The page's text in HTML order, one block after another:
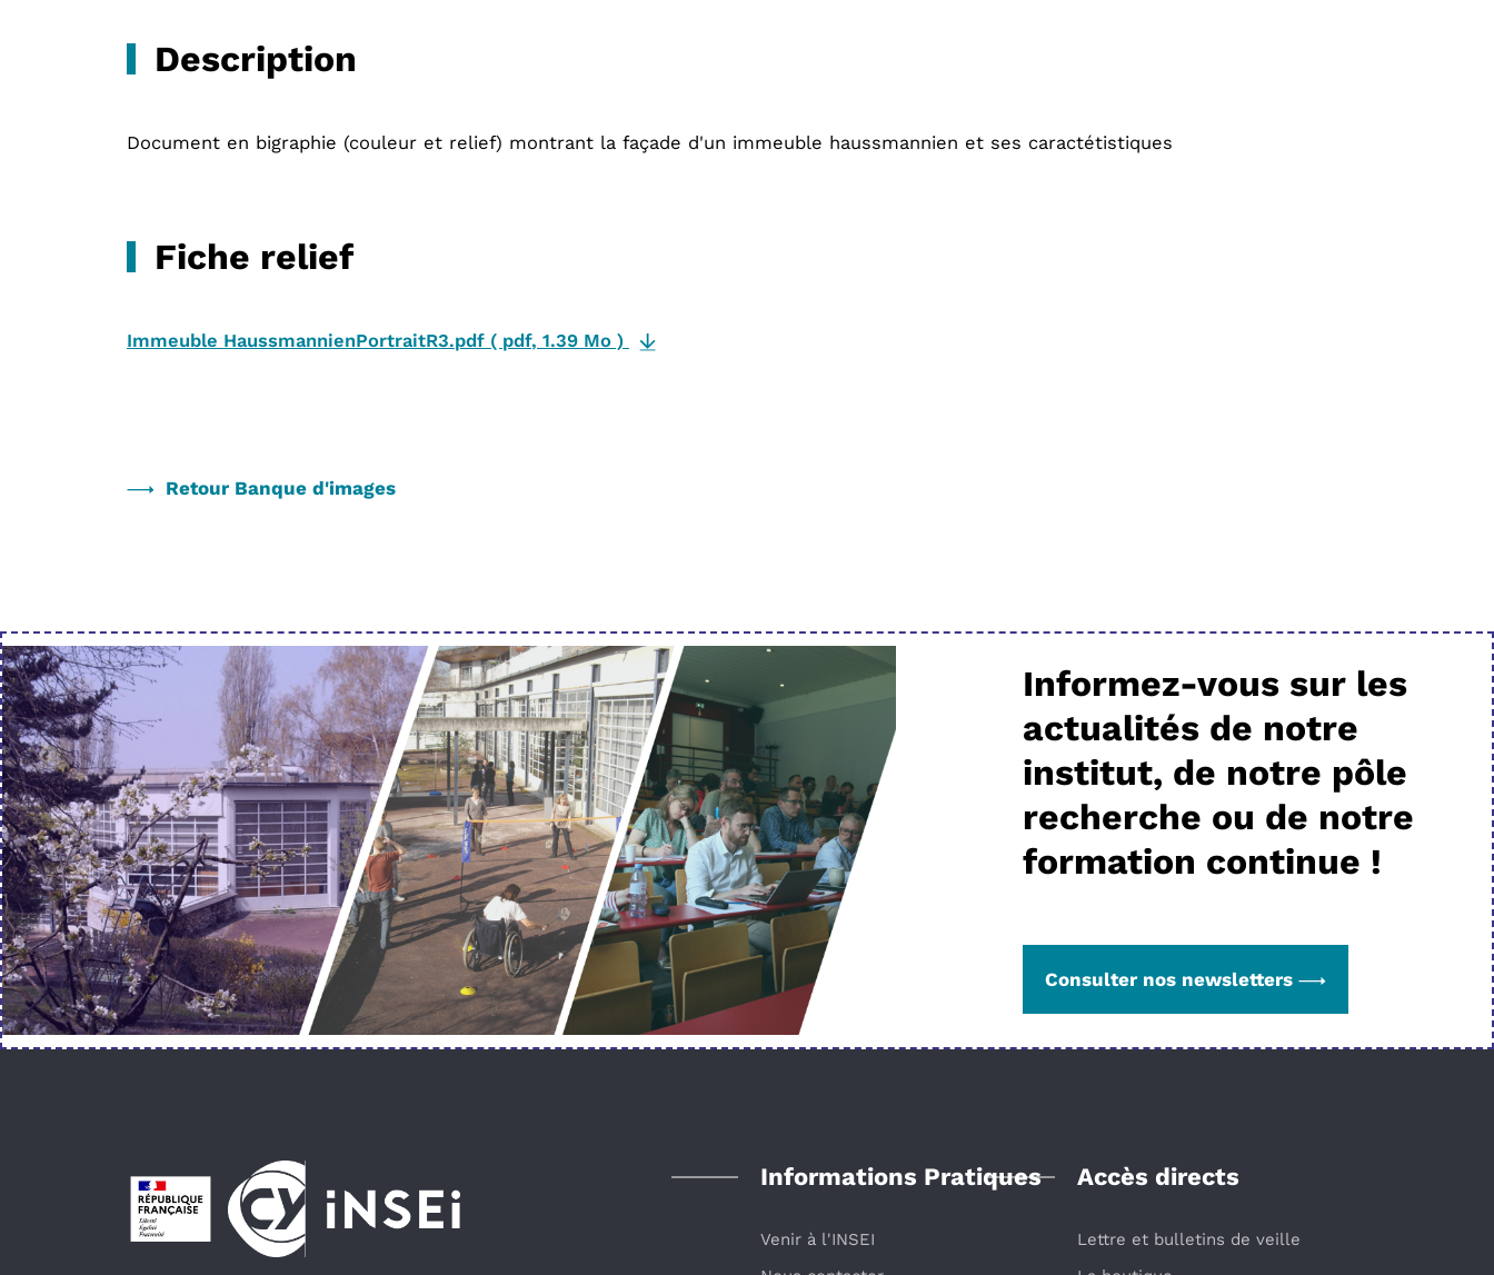
Description
Document en bigraphie (couleur et relief) montrant la façade d'un immeuble haussmannien et ses caractétistiques
Fiche relief
Immeuble HaussmannienPortraitR3.pdf ( pdf, 1.39 Mo )
Retour Banque d'images
Informez-vous sur les
actualités de notre
institut, de notre pôle
recherche ou de notre
formation continue !
Consulter nos newsletters
Pied de page Informations Pratiques
Venir à l'INSEI
Accès directs
Lettre et bulletins de veille